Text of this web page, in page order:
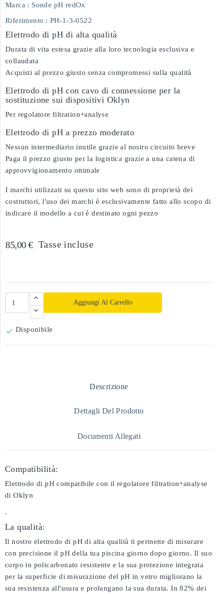
Marca : Sonde pH redOx
Riferimento : PH-1-3-0522
Elettrodo di pH di alta qualità
Durata di vita estesa grazie alla loro tecnologia esclusiva e
collaudata
Acquisti al prezzo giusto senza compromessi sulla qualità
Elettrodo di pH con cavo di connessione per la
sostituzione sui dispositivi Oklyn
Per regolatore filtration+analyse
Elettrodo di pH a prezzo moderato
Nessun intermediario inutile grazie al nostro circuito breve
Paga il prezzo giusto per la logistica grazie a una catena di
approvvigionamento ottimale
I marchi utilizzati su questo sito web sono di proprietà dei
costruttori, l'uso dei marchi è esclusivamente fatto allo scopo di
indicare il modello a cui è destinato ogni pezzo
85,00 € Tasse incluse
Aggiungi Al Carrello
 Disponibile
Descrizione
Dettagli Del Prodotto
Documenti Allegati
Compatibilità:
Elettrodo di pH compatibile con il regolatore filtration+analyse
di Oklyn
.
La qualità:
Il nostro elettrodo di pH di alta qualità ti permette di misurare
con precisione il pH della tua piscina giorno dopo giorno. Il suo
corpo in policarbonato resistente e la sua protezione integrata
per la superficie di misurazione del pH in vetro migliorano la
sua resistenza all'usura e prolungano la sua durata. In 82% dei